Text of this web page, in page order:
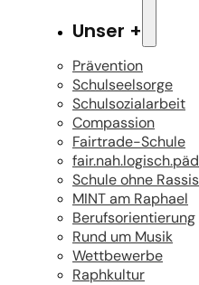
Unser +
Prävention
Schulseelsorge
Schulsozialarbeit
Compassion
Fairtrade-Schule
Schule ohne
MINT am Raphael
Berufsorientierung
Rund um Musik
Wettbewerbe
Raphkultur